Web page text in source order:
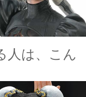
人は、こん